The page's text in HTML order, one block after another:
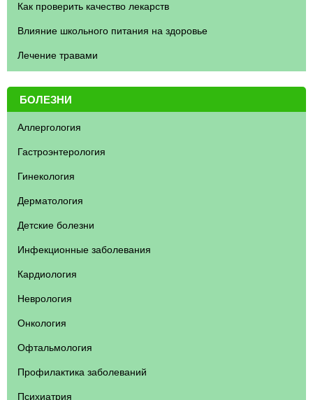
Как проверить качество лекарств
Влияние школьного питания на здоровье
Лечение травами
БОЛЕЗНИ
Аллергология
Гастроэнтерология
Гинекология
Дерматология
Детские болезни
Инфекционные заболевания
Кардиология
Неврология
Онкология
Офтальмология
Профилактика заболеваний
Психиатрия